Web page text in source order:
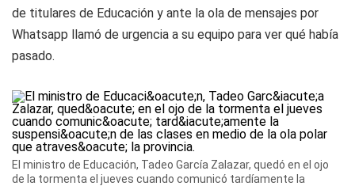
de titulares de Educación y ante la ola de mensajes por
Whatsapp llamó de urgencia a su equipo para ver qué había
pasado.
El ministro de Educación, Tadeo García Zalazar, quedó en el ojo
de la tormenta el jueves cuando comunicó tardíamente la